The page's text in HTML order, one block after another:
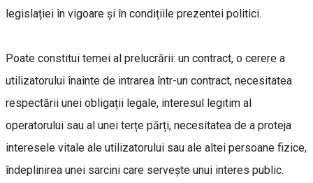
legislației în vigoare și în condițiile prezentei politici.
Poate constitui temei al prelucrării: un contract, o cerere a
utilizatorului înainte de intrarea într-un contract, necesitatea
respectării unei obligații legale, interesul legitim al
operatorului sau al unei terțe părți, necesitatea de a proteja
interesele vitale ale utilizatorului sau ale altei persoane fizice,
îndeplinirea unei sarcini care serveşte unui interes public.